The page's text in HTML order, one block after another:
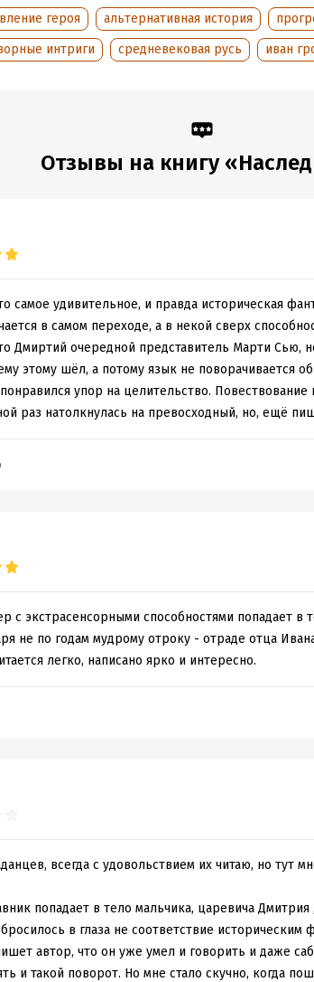
2018
21 марта 2019
героя альтернативная история
интриги
средневековая русь иван
Отзывы на книгу
самое удивительное, и правда историческая
в самом переходе, а в некой сверх
Дмиртий очередной представитель Марти Сью,
этому шёл, а потому язык не поворачивается
упор на целительство.
раз натолкнулась на превосходный, но, ещё
с экстрасенсорными способностями попадает в
не по годам мудрому отроку - отраде отца
легко, написано ярко и интересно.
всегда с удовольствием их читаю, но тут
попадает в тело мальчика, царевича
в глаза не соответствие
автор, что он уже умел и говорить и даже
и такой поворот. Но мне стало скучно, когда